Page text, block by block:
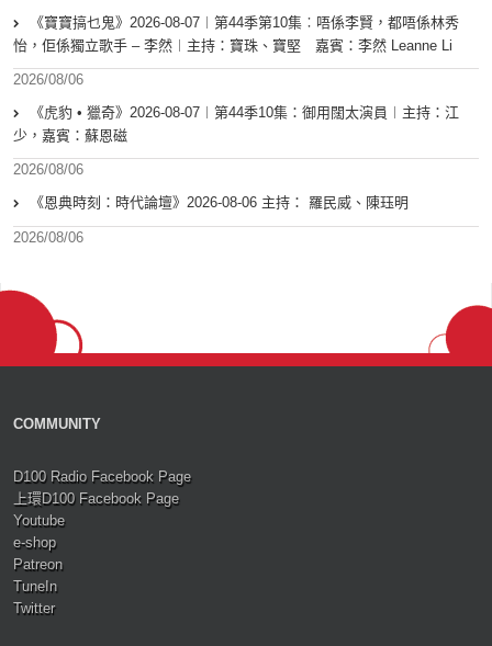
《寶寶搞乜鬼》2026-08-07︱第44季第10集︰唔係李賢，都唔係林秀
怡，佢係獨立歌手 – 李然︱主持：寶珠、寶堅 嘉賓：李然 Leanne Li
2026/08/06
《虎豹 • 獵奇》2026-08-07︱第44季10集：御用闊太演員︱主持：江
少，嘉賓：蘇恩磁
2026/08/06
《恩典時刻：時代論壇》2026-08-06 主持： 羅民威、陳珏明
2026/08/06
COMMUNITY
D100 Radio Facebook Page
上環D100 Facebook Page
Youtube
e-shop
Patreon
TuneIn
Twitter